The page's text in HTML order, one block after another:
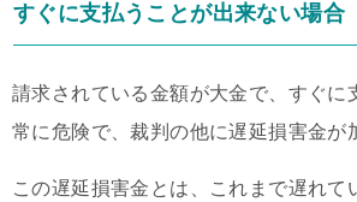
すぐに支払うことが出来ない場合
請求されている金額が大金で、すぐに
常に危険で、裁判の他に遅延損害金が
この遅延損害金とは、これまで遅れて